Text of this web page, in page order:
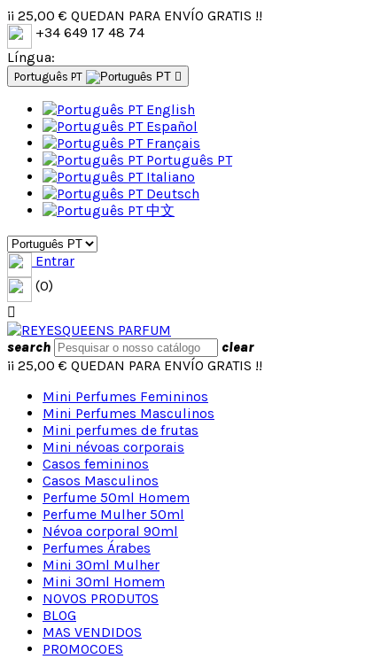
¡¡ 25,00 € QUEDAN PARA ENVÍO GRATIS !!
+34 649 17 48 74
Língua:
Português PT 
English
Español
Français
Português PT
Italiano
Deutsch
中文
Entrar
(0)

search
clear
¡¡ 25,00 € QUEDAN PARA ENVÍO GRATIS !!
Mini Perfumes Femininos
Mini Perfumes Masculinos
Mini perfumes de frutas
Mini névoas corporais
Casos femininos
Casos Masculinos
Perfume 50ml Homem
Perfume Mulher 50ml
Névoa corporal 90ml
Perfumes Árabes
Mini 30ml Mulher
Mini 30ml Homem
NOVOS PRODUTOS
BLOG
MAS VENDIDOS
PROMOCOES